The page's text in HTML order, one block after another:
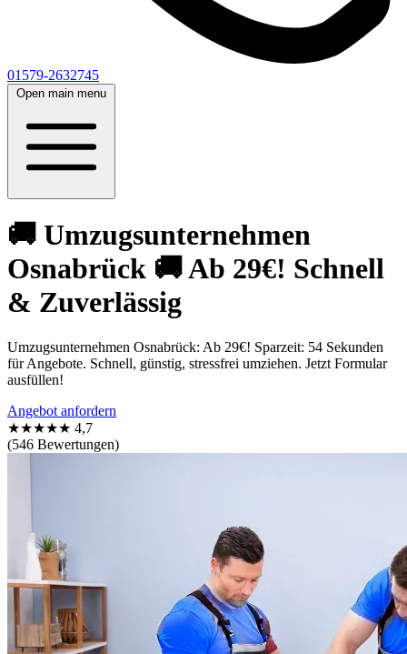
01579-2632745
Open main menu
🚚 Umzugsunternehmen
Osnabrück 🚚 Ab 29€! Schnell
& Zuverlässig
Umzugsunternehmen Osnabrück: Ab 29€! Sparzeit: 54 Sekunden
für Angebote. Schnell, günstig, stressfrei umziehen. Jetzt Formular
ausfüllen!
Angebot anfordern
★★★★★ 4,7
(546 Bewertungen)